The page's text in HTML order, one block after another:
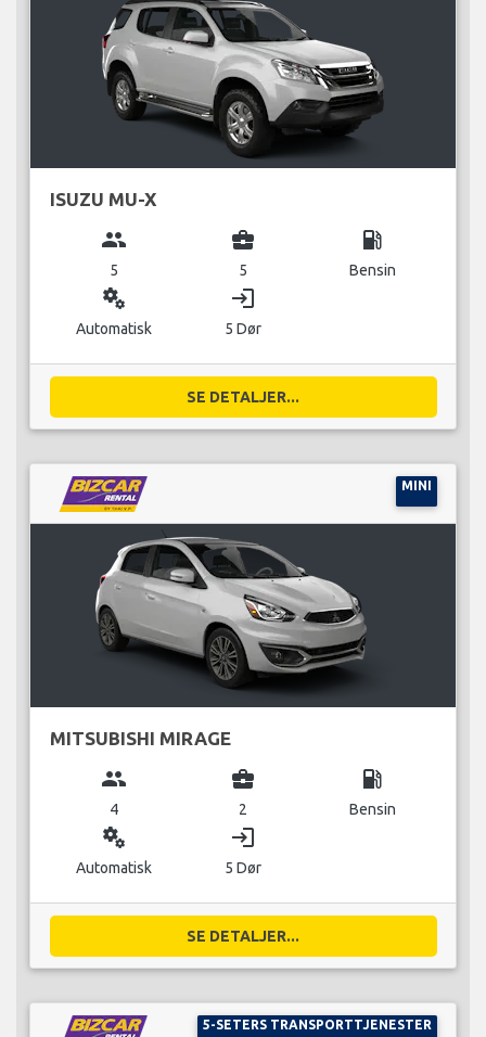
ISUZU MU-X
group
5
business_center
5
local_gas_station
Bensin
miscellaneous_services
Automatisk
login
5 Dør
SE DETALJER...
MINI
MITSUBISHI MIRAGE
group
4
business_center
2
local_gas_station
Bensin
miscellaneous_services
Automatisk
login
5 Dør
SE DETALJER...
5-SETERS TRANSPORTTJENESTER